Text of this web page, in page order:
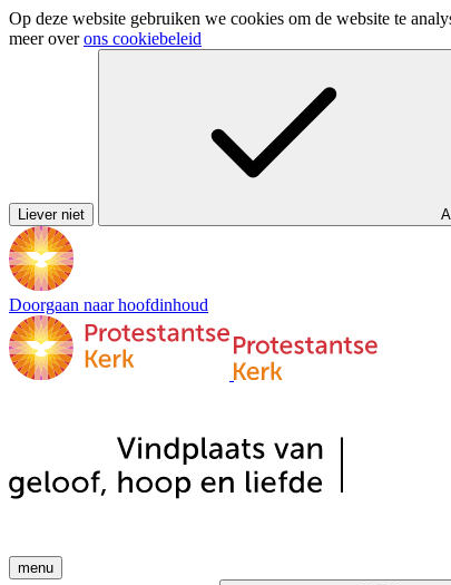
Op deze website gebruiken we cookies om de website te
meer overons cookiebeleid
Liever niet
Doorgaan naar hoofdinhoud
menu